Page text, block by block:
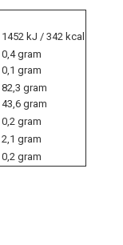
1452 kJ / 342 kcal
0,4 gram
0,1 gram
82,3 gram
43,6 gram
0,2 gram
2,1 gram
0,2 gram